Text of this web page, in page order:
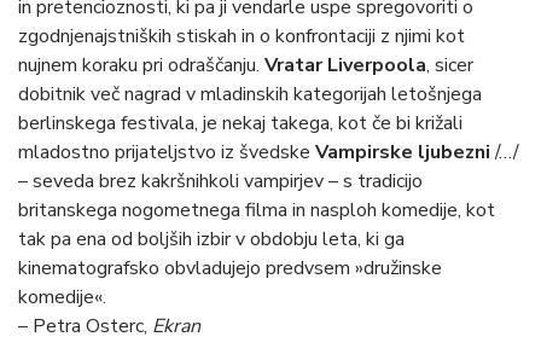
in pretencioznosti, ki pa ji vendarle uspe spregovoriti o
zgodnjenajstniških stiskah in o konfrontaciji z njimi kot
nujnem koraku pri odraščanju. Vratar Liverpoola, sicer
dobitnik več nagrad v mladinskih kategorijah letošnjega
berlinskega festivala, je nekaj takega, kot če bi križali
mladostno prijateljstvo iz švedske Vampirske ljubezni/…/
– seveda brez kakršnihkoli vampirjev – s tradicijo
britanskega nogometnega filma in nasploh komedije, kot
tak pa ena od boljših izbir v obdobju leta, ki ga
kinematografsko obvladujejo predvsem »družinske
komedije«.
– Petra Osterc, Ekran